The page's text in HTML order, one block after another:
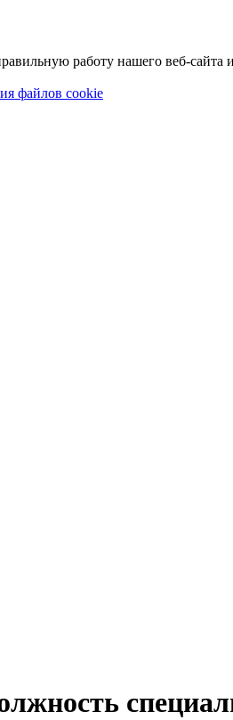
работу нашего веб-сайта
файлов cookie